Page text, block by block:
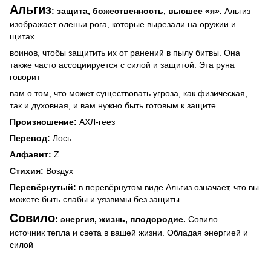
Альгиз: защита, божественность, высшее «я». Альгиз
изображает оленьи рога, которые вырезали на оружии и
щитах
воинов, чтобы защитить их от ранений в пылу битвы. Она
также часто ассоциируется с силой и защитой. Эта руна
говорит
вам о том, что может существовать угроза, как физическая,
так и духовная, и вам нужно быть готовым к защите.
Произношение: АХЛ-геез
Перевод: Лось
Алфавит: Z
Стихия: Воздух
Перевёрнутый: в перевёрнутом виде Альгиз означает, что вы
можете быть слабы и уязвимы без защиты.
Совило: энергия, жизнь, плодородие. Совило —
источник тепла и света в вашей жизни. Обладая энергией и
силой